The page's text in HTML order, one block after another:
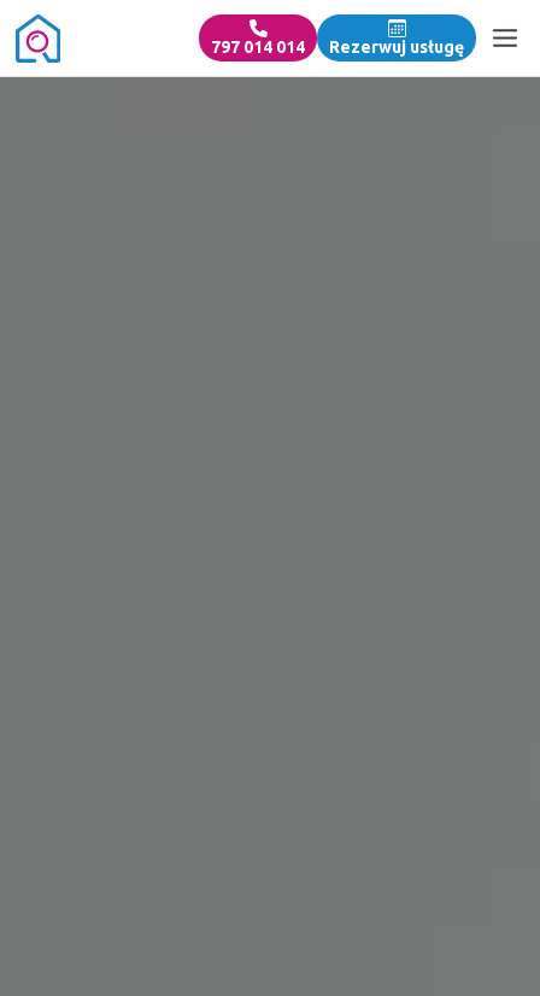
797 014 014 Rezerwuj usługę